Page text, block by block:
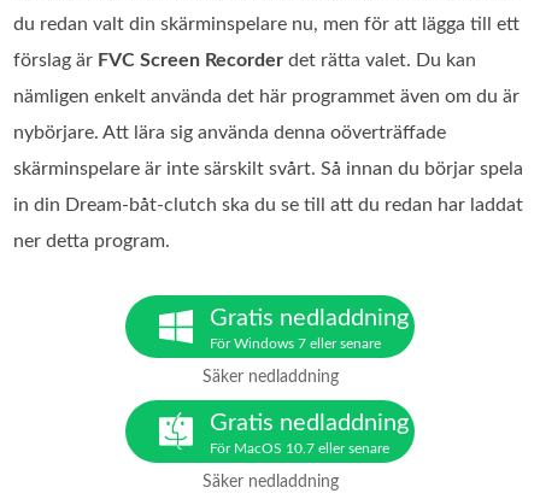
du redan valt din skärminspelare nu, men för att lägga till ett
förslag är FVC Screen Recorder det rätta valet. Du kan
nämligen enkelt använda det här programmet även om du är
nybörjare. Att lära sig använda denna oöverträffade
skärminspelare är inte särskilt svårt. Så innan du börjar spela
in din Dream‑båt‑clutch ska du se till att du redan har laddat
ner detta program.
Gratis nedladdning
För Windows 7 eller senare
Säker nedladdning
Gratis nedladdning
För MacOS 10.7 eller senare
Säker nedladdning